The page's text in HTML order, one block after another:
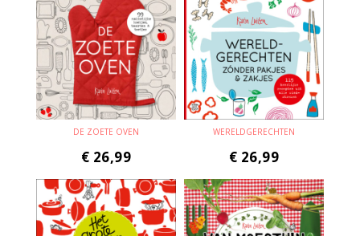
DE ZOETE OVEN
€ 26,99
WERELDGERECHTEN
€ 26,99